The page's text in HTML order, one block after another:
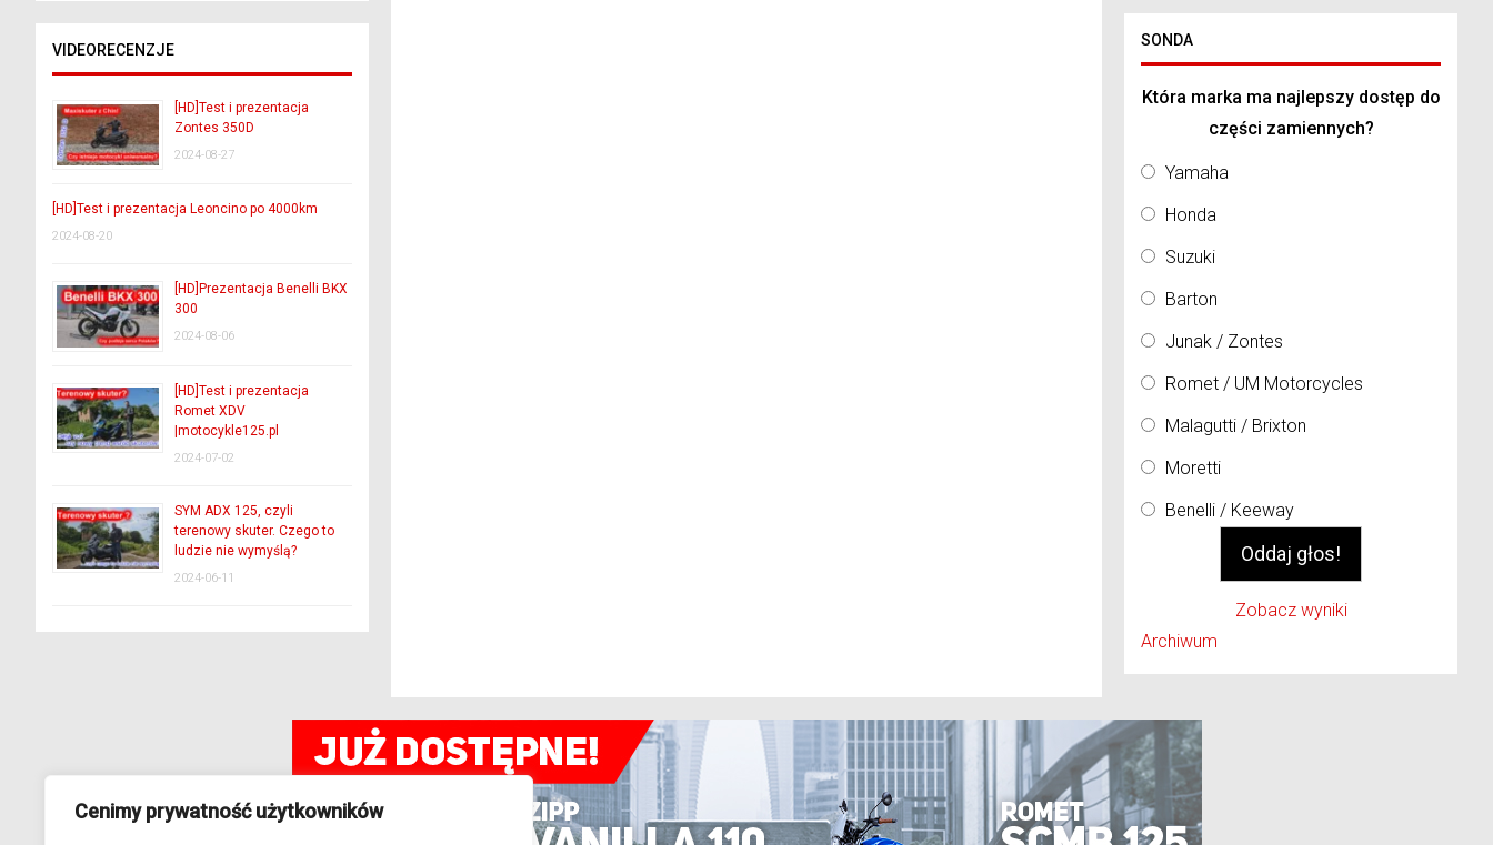
Cenimy prywatność użytkowników
VIDEORECENZJE
[HD]Test i prezentacja
Zontes 350D
2024-08-27
[HD]Test i prezentacja Leoncino po 4000km
2024-08-20
[HD]Prezentacja Benelli BKX
300
2024-08-06
[HD]Test i prezentacja
Romet XDV
|motocykle125.pl
2024-07-02
SYM ADX 125, czyli
terenowy skuter. Czego to
ludzie nie wymyślą?
2024-06-11
SONDA
Która marka ma najlepszy dostęp do
części zamiennych?
Yamaha
Honda
Suzuki
Barton
Junak / Zontes
Romet / UM Motorcycles
Malagutti / Brixton
Moretti
Benelli / Keeway
Zobacz wyniki
Archiwum